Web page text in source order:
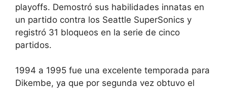
playoffs. Demostró sus habilidades innatas en
un partido contra los Seattle SuperSonics y
registró 31 bloqueos en la serie de cinco
partidos.
1994 a 1995 fue una excelente temporada para
Dikembe, ya que por segunda vez obtuvo el